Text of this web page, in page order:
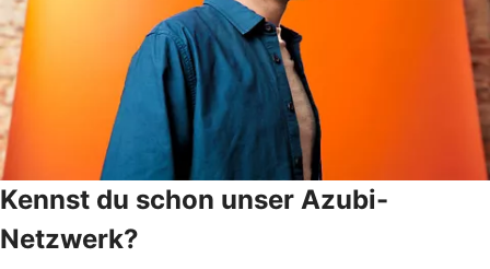
Kennst du schon unser Azubi-
Netzwerk?